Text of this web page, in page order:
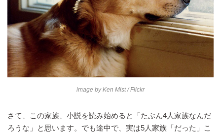
image byKen Mist/ Flickr
さて、この家族、小説を読み始めると「たぶん4人家族なんだ
ろうな」と思います。でも途中で、実は5人家族「だった」こ